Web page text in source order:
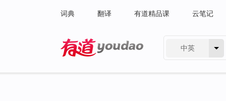
词典 翻译 有道精品课 云笔记
中英